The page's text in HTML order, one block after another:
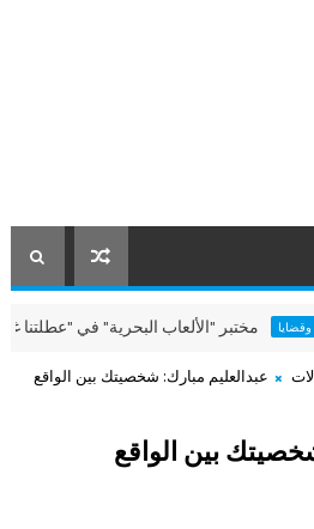
مختبر "الألعاب البحرية" في "عطلتنا غير"
عبدالعليم مبارك: شخصيتك بين الواقع
بين الواقع